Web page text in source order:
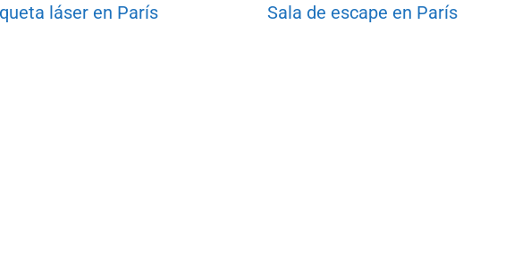
láser en París Sala de escape en París